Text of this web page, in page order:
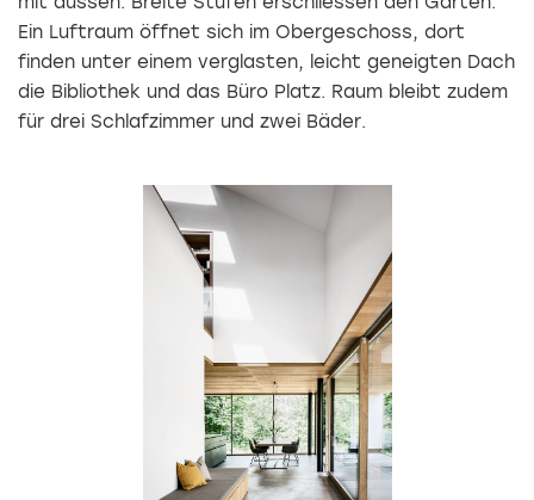
Ein Luftraum öffnet sich im Obergeschoss, dort
finden unter einem verglasten, leicht geneigten Dach
die Bibliothek und das Büro Platz. Raum bleibt zudem
für drei Schlafzimmer und zwei Bäder.